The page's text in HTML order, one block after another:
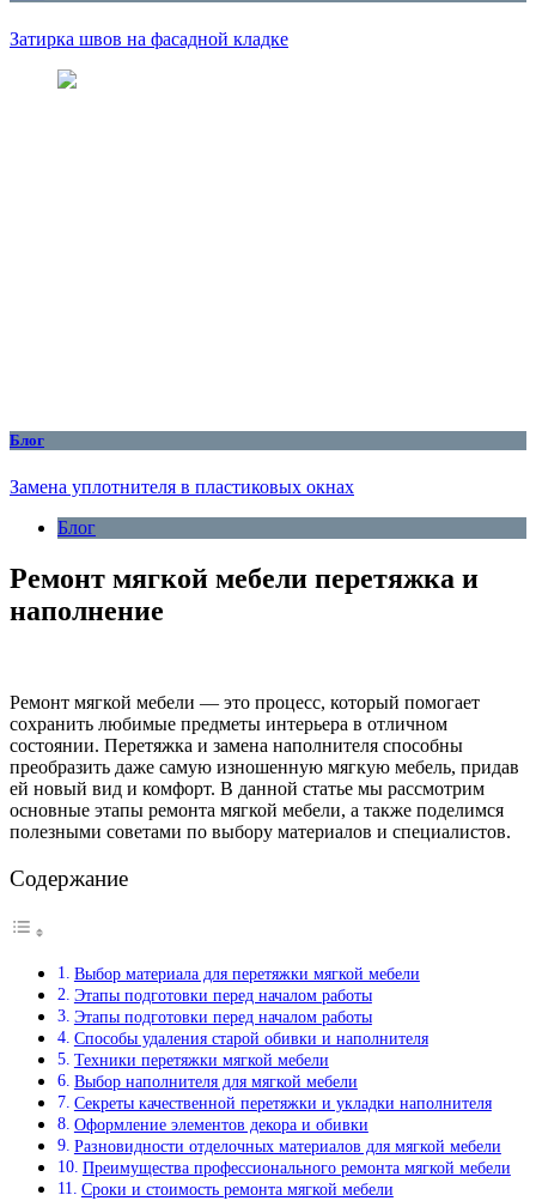
Затирка швов на фасадной кладке
Блог
Замена уплотнителя в пластиковых окнах
Блог
Ремонт мягкой мебели перетяжка и
наполнение
Ремонт мягкой мебели — это процесс, который помогает
сохранить любимые предметы интерьера в отличном
состоянии. Перетяжка и замена наполнителя способны
преобразить даже самую изношенную мягкую мебель, придав
ей новый вид и комфорт. В данной статье мы рассмотрим
основные этапы ремонта мягкой мебели, а также поделимся
полезными советами по выбору материалов и специалистов.
Содержание
Выбор материала для перетяжки мягкой мебели
Этапы подготовки перед началом работы
Этапы подготовки перед началом работы
Способы удаления старой обивки и наполнителя
Техники перетяжки мягкой мебели
Выбор наполнителя для мягкой мебели
Секреты качественной перетяжки и укладки наполнителя
Оформление элементов декора и обивки
Разновидности отделочных материалов для мягкой мебели
Преимущества профессионального ремонта мягкой мебели
Сроки и стоимость ремонта мягкой мебели